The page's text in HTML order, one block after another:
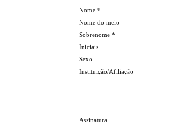
Nome *
Nome do meio
Sobrenome *
Iniciais
Sexo
Instituição/Afiliação
Assinatura